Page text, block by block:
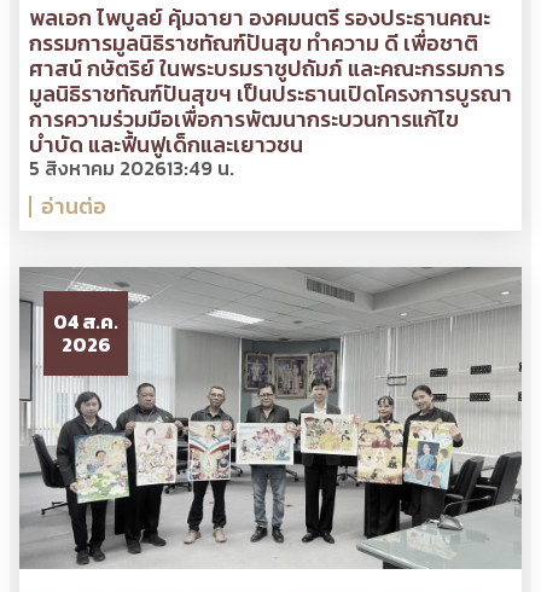
พลเอก ไพบูลย์ คุ้มฉายา องคมนตรี รองประธานคณะ
กรรมการมูลนิธิราชทัณฑ์ปันสุข ทำความ ดี เพื่อชาติ
ศาสน์ กษัตริย์ ในพระบรมราชูปถัมภ์ และคณะกรรมการ
มูลนิธิราชทัณฑ์ปันสุขฯ เป็นประธานเปิดโครงการบูรณา
การความร่วมมือเพื่อการพัฒนากระบวนการแก้ไข
บำบัด และฟื้นฟูเด็กและเยาวชน
5 สิงหาคม 202613:49 น.
อ่านต่อ
04 ส.ค.
2026